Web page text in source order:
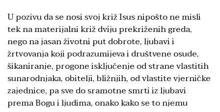
U pozivu da se nosi svoj križ Isus nipošto ne misli
tek na materijalni križ dviju prekriženih greda,
nego na jasan životni put dobrote, ljubavi i
žrtvovanja koji podrazumijeva i društvene osude,
šikaniranje, progone isključenje od strane vlastitih
sunarodnjaka, obitelji, bližnjih, od vlastite vjerničke
zajednice, pa sve do sramotne smrti iz ljubavi
prema Bogu i ljudima, onako kako se to njemu